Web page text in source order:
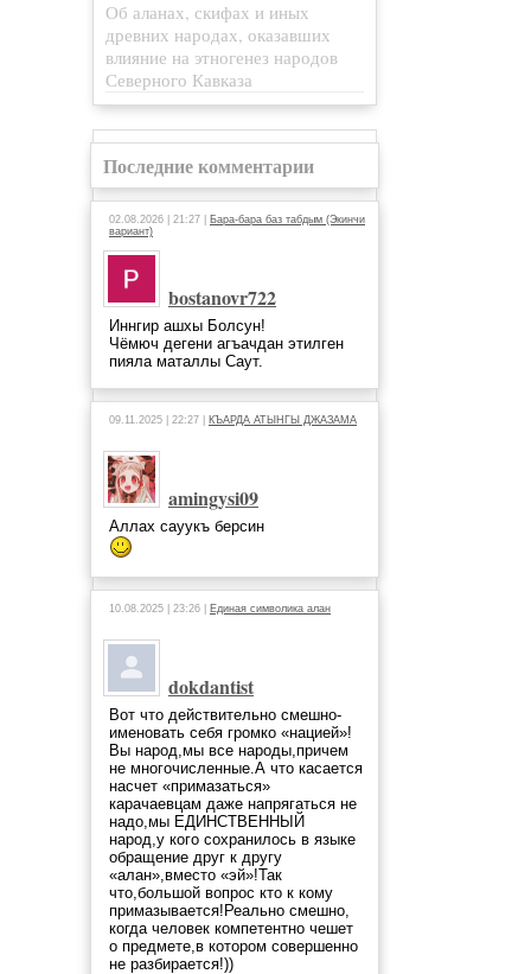
Об аланах, скифах и иных
древних народах, оказавших
влияние на этногенез народов
Северного Кавказа
Последние комментарии
02.08.2026 | 21:27 | Бара-бара баз табдым (Экинчи
вариант)
bostanovr722
Иннгир ашхы Болсун!
Чёмюч дегени агъачдан этилген
пияла маталлы Саут.
09.11.2025 | 22:27 | КЪАРДА АТЫНГЫ ДЖАЗАМА
amingysi09
Аллах сауукъ берсин
10.08.2025 | 23:26 | Единая символика алан
dokdantist
Вот что действительно смешно-
именовать себя громко «нацией»!
Вы народ,мы все народы,причем
не многочисленные.А что касается
насчет «примазаться»
карачаевцам даже напрягаться не
надо,мы ЕДИНСТВЕННЫЙ
народ,у кого сохранилось в языке
обращение друг к другу
«алан»,вместо «эй»!Так
что,большой вопрос кто к кому
примазывается!Реально смешно,
когда человек компетентно чешет
о предмете,в котором совершенно
не разбирается!))